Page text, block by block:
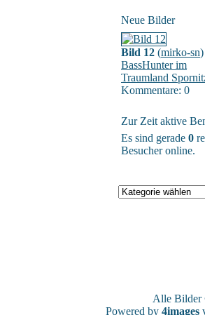
Neue Bilder
Bild 12 (mirko-sn)
BassHunter im
Traumland
Kommentare: 0
Zur Zeit aktive
Es sind gerade 0
Besucher online.
Alle
Powered by 4images